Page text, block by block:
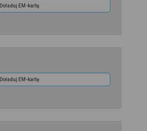
Doładuj EM-kartę
Doładuj EM-kartę